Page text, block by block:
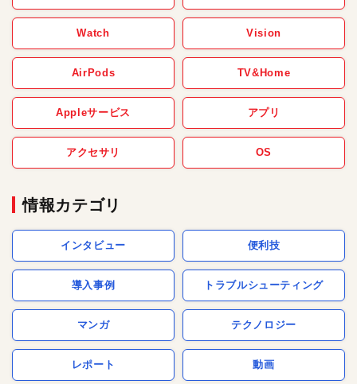
Watch Vision
AirPods TV&Home
Appleサービス アプリ
アクセサリ OS
情報カテゴリ
インタビュー 便利技
導入事例 トラブルシューティング
マンガ テクノロジー
レポート 動画